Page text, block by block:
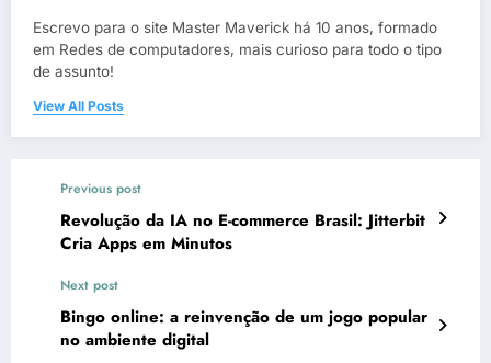
Escrevo para o site Master Maverick há 10 anos, formado
em Redes de computadores, mais curioso para todo o tipo
de assunto!
View All Posts
Previous post
Revolução da IA no E-commerce Brasil: Jitterbit
Cria Apps em Minutos
Next post
Bingo online: a reinvenção de um jogo popular
no ambiente digital